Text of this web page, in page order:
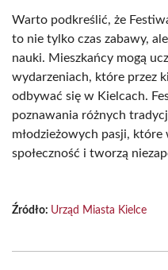
Warto podkreślić, że
to nie tylko czas zabawy,
nauki. Mieszkańcy mogą
wydarzeniach, które przez
odbywać się w Kielcach.
poznawania różnych
młodzieżowych pasji, które
społeczność i tworzą
Źródło: Urząd Miasta Kielce